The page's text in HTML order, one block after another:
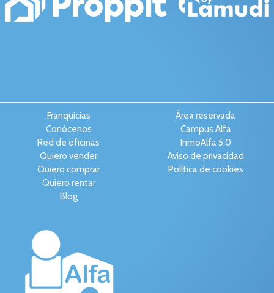
Franquicias
Conócenos
Red de oficinas
Quiero vender
Quiero comprar
Quiero rentar
Blog
Área reservada
Campus Alfa
InmoAlfa 5.0
Aviso de privacidad
Política de cookies